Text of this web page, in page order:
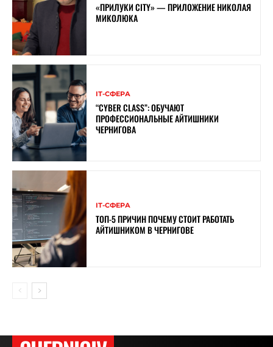
«ПРИЛУКИ CITY» — ПРИЛОЖЕНИЕ НИКОЛАЯ
МИКОЛЮКА
ІТ-СФЕРА
“CYBER ​​CLASS”: ОБУЧАЮТ
ПРОФЕССИОНАЛЬНЫЕ АЙТИШНИКИ
ЧЕРНИГОВА
ІТ-СФЕРА
ТОП-5 ПРИЧИН ПОЧЕМУ СТОИТ РАБОТАТЬ
АЙТИШНИКОМ В ЧЕРНИГОВЕ